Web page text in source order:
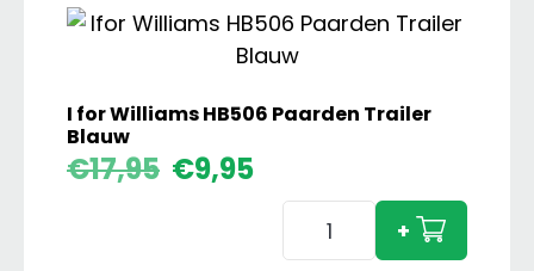
I for Williams HB506 Paarden Trailer
Blauw
€17,95
Oorspronkelijke
€9,95
Huidige
+